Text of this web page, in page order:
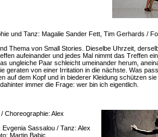
und Tanz: Magalie Sander Fett, Tim Gerhards /
Thema von Small Stories. Dieselbe Uhrzeit,
aufeinander und jedes Mal nimmt das Treffen
ungleiche Paar schleicht umeinander herum,
geraten von einer Irritation in die nächste. Was
auf dem Kopf und in biederer Kleidung schützen
immer die Frage: wer bin ich eigentlich.
Choreographie: Alex
Sassalou / Tanz: Alex
Martin Babic